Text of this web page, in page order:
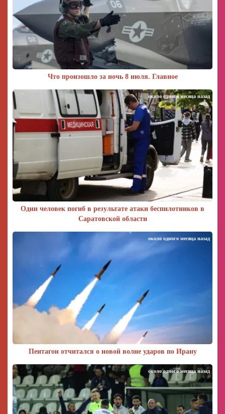
Что произошло за ночь 8 июля. Главное
Один человек погиб в результате атаки беспилотников в
Саратовской области
около одного месяца назад
Пентагон отчитался о новой волне ударов по Ирану
около одного месяца назад
около одного месяца назад